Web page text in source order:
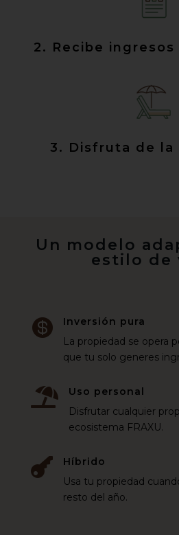
2. Recibe
3. Disfruta de la
Un modelo
estilo de

Inversión pura
La propiedad se opera
que tu solo generes

Uso personal
Disfrutar cualquier
ecosistema FRAXU.

Híbrido
Usa tu propiedad
resto del año.